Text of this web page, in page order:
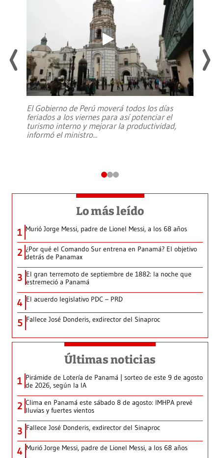
El Gobierno de Perú moverá todos los días
feriados a los viernes para así potenciar el
turismo interno y mejorar la productividad,
informó el ministro...
Lo más leído
1 Murió Jorge Messi, padre de Lionel Messi, a los 68 años
2 ¿Por qué el Comando Sur entrena en Panamá? El objetivo
detrás de Panamax
3 El gran terremoto de septiembre de 1882: la noche que
estremeció a Panamá
4 El acuerdo legislativo PDC – PRD
5 Fallece José Donderis, exdirector del Sinaproc
Últimas noticias
1 Pirámide de Lotería de Panamá | sorteo de este 9 de agosto
de 2026, según la IA
2 Clima en Panamá este sábado 8 de agosto: IMHPA prevé
lluvias y fuertes vientos
3 Fallece José Donderis, exdirector del Sinaproc
4 Murió Jorge Messi, padre de Lionel Messi, a los 68 años